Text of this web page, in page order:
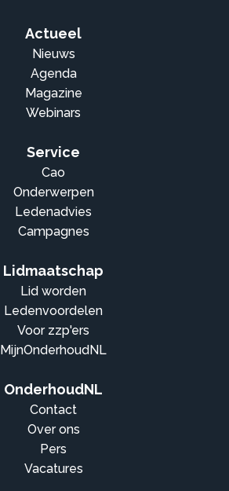
Actueel
Nieuws
Agenda
Magazine
Webinars
Service
Cao
Onderwerpen
Ledenadvies
Campagnes
Lidmaatschap
Lid worden
Ledenvoordelen
Voor zzp'ers
MijnOnderhoudNL
OnderhoudNL
Contact
Over ons
Pers
Vacatures